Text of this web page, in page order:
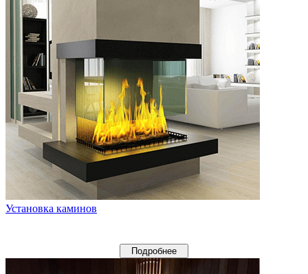
Установка каминов
Подробнее